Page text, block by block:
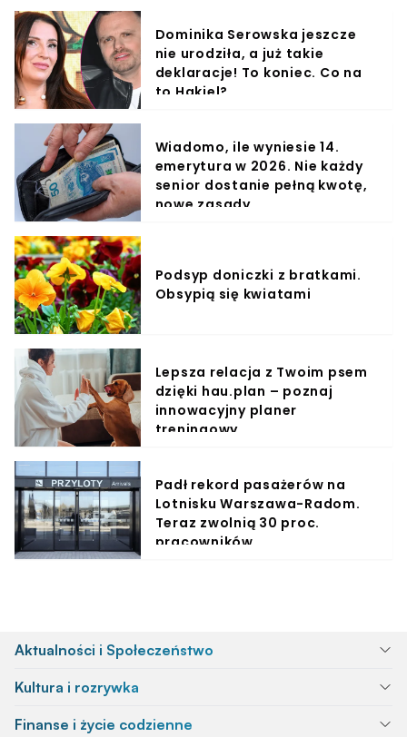
Dominika Serowska jeszcze
nie urodziła, a już takie
deklaracje! To koniec. Co na
to Hakiel?
Wiadomo, ile wyniesie 14.
emerytura w 2026. Nie każdy
senior dostanie pełną kwotę,
nowe zasady
Podsyp doniczki z bratkami.
Obsypią się kwiatami
Lepsza relacja z Twoim psem
dzięki hau.plan – poznaj
innowacyjny planer
treningowy
Padł rekord pasażerów na
Lotnisku Warszawa-Radom.
Teraz zwolnią 30 proc.
pracowników
Aktualności i Społeczeństwo
Kultura i rozrywka
Finanse i życie codzienne